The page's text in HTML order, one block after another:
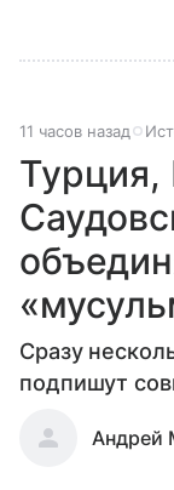
11 часов назад
Турция,
Сразу
подпишут
Андрей